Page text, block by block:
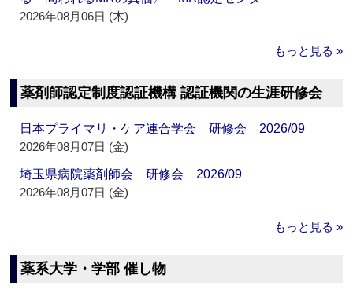
2026年08月06日 (木)
もっと見る »
薬剤師認定制度認証機構 認証機関の生涯研修会
日本プライマリ・ケア連合学会 研修会 2026/09
2026年08月07日 (金)
埼玉県病院薬剤師会 研修会 2026/09
2026年08月07日 (金)
もっと見る »
薬系大学・学部 催し物